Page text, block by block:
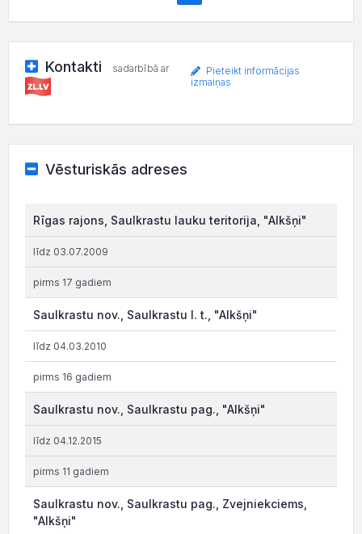
Kontakti sadarbībā ar
Pieteikt informācijas
izmaiņas
Vēsturiskās adreses
Rīgas rajons, Saulkrastu lauku teritorija, "Alkšņi"
līdz 03.07.2009
pirms 17 gadiem
Saulkrastu nov., Saulkrastu l. t., "Alkšņi"
līdz 04.03.2010
pirms 16 gadiem
Saulkrastu nov., Saulkrastu pag., "Alkšņi"
līdz 04.12.2015
pirms 11 gadiem
Saulkrastu nov., Saulkrastu pag., Zvejniekciems,
"Alkšņi"